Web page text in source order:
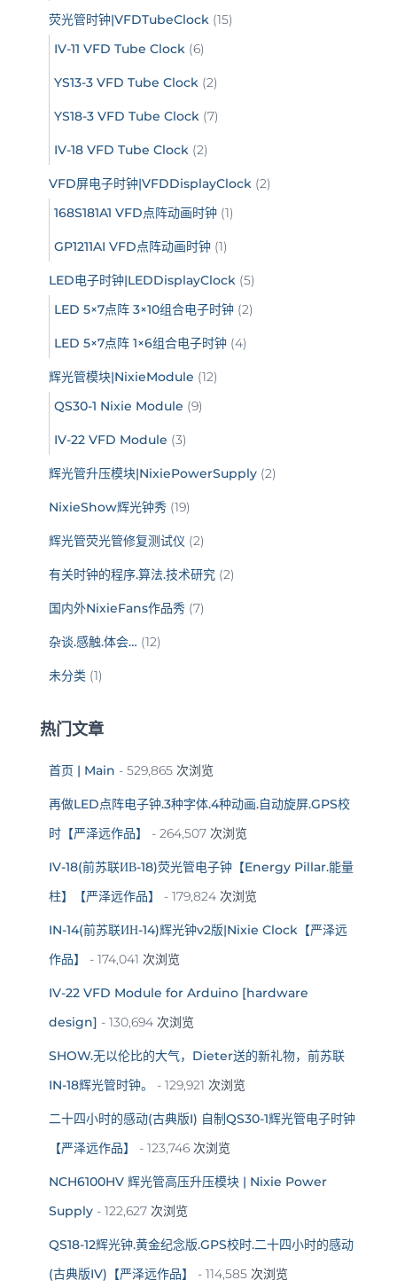
荧光管时钟|VFDTubeClock (15)
IV-11 VFD Tube Clock (6)
YS13-3 VFD Tube Clock (2)
YS18-3 VFD Tube Clock (7)
IV-18 VFD Tube Clock (2)
VFD屏电子时钟|VFDDisplayClock (2)
168S181A1 VFD点阵动画时钟 (1)
GP1211AI VFD点阵动画时钟 (1)
LED电子时钟|LEDDisplayClock (5)
LED 5×7点阵 3×10组合电子时钟 (2)
LED 5×7点阵 1×6组合电子时钟 (4)
辉光管模块|NixieModule (12)
QS30-1 Nixie Module (9)
IV-22 VFD Module (3)
辉光管升压模块|NixiePowerSupply (2)
NixieShow辉光钟秀 (19)
辉光管荧光管修复测试仪 (2)
有关时钟的程序.算法.技术研究 (2)
国内外NixieFans作品秀 (7)
杂谈.感触.体会… (12)
未分类 (1)
热门文章
首页 | Main - 529,865 次浏览
再做LED点阵电子钟.3种字体.4种动画.自动旋屏.GPS校
时【严泽远作品】
- 264,507 次浏览
IV-18(前苏联ИВ-18)荧光管电子钟【Energy Pillar.能量
柱】【严泽远作品】
- 179,824 次浏览
IN-14(前苏联ИН-14)辉光钟v2版|Nixie Clock【严泽远
作品】
- 174,041 次浏览
IV-22 VFD Module for Arduino [hardware
design] - 130,694 次浏览
SHOW.无以伦比的大气，Dieter送的新礼物，前苏联
IN-18辉光管时钟。
- 129,921 次浏览
二十四小时的感动(古典版I) 自制QS30-1辉光管电子时钟
【严泽远作品】
- 123,746 次浏览
NCH6100HV 辉光管高压升压模块 | Nixie Power
Supply - 122,627 次浏览
QS18-12辉光钟.黄金纪念版.GPS校时.二十四小时的感动
(古典版IV)【严泽远作品】
- 114,585 次浏览